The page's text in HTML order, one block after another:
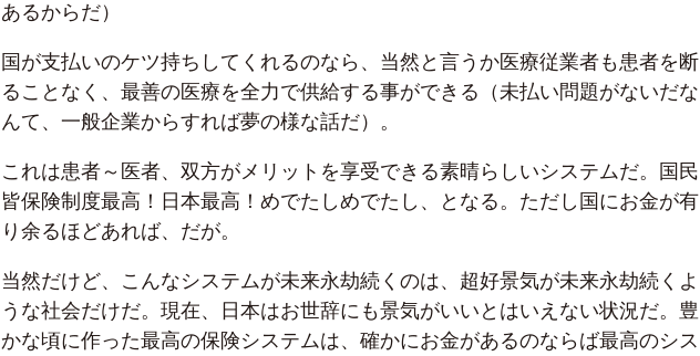
あるからだ）
国が支払いのケツ持ちしてくれるのなら、当然と言うか医療従業者も患者を断
ることなく、最善の医療を全力で供給する事ができる（未払い問題がないだな
んて、一般企業からすれば夢の様な話だ）。
これは患者～医者、双方がメリットを享受できる素晴らしいシステムだ。国民
皆保険制度最高！日本最高！めでたしめでたし、となる。ただし国にお金が有
り余るほどあれば、だが。
当然だけど、こんなシステムが未来永劫続くのは、超好景気が未来永劫続くよ
うな社会だけだ。現在、日本はお世辞にも景気がいいとはいえない状況だ。豊
かな頃に作った最高の保険システムは、確かにお金があるのならば最高のシス